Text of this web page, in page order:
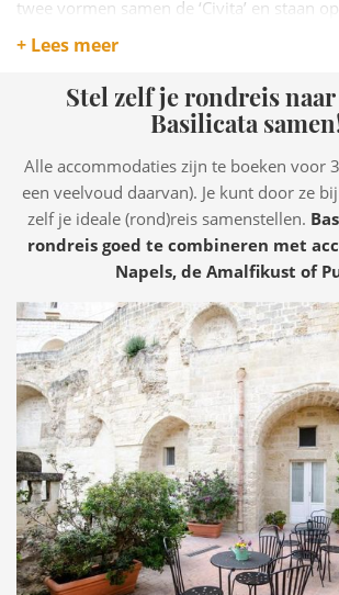
twee vormen samen de ‘Civita’ en staan
Werelderfgoedlijst.
James Bond 2021, No Time to Die, is hier
een belangrijk deel opgenomen. Je
Er is in Matera veel te zien. Dwalen en
nauwe steegjes van Sassi Caveosos.
versierde crypte van Santa Barbara en
het Convicinio di Sant’Antonio, gevormd
Een gereconstrueerde grotwoning
is Storica Casa Grotta di Vico Solitario is
eruit moet hebben gezien toen hier nog
Bijzonder is Matera ook ’s avonds
toeristen de stad hebben verlaten en
bijzondere gloed krijgt dankzij de
sterren.
+ Lees meer
Stel zelf je rondreis
Basilicata
Alle accommodaties zijn te boeken voor
een veelvoud daarvan). Je kunt door ze
zelf je ideale (rond)reis samenstellen.
rondreis goed te combineren met
Napels, de Amalfikust of